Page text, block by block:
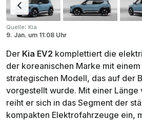
Quelle: Kia
9. Jan. um 11:08 Uhr
Der Kia EV2 komplettiert die
der koreanischen Marke mit
strategischen Modell, das auf der
vorgestellt wurde. Mit einer Länge
reiht er sich in das Segment der
kompakten Elektrofahrzeuge ein,